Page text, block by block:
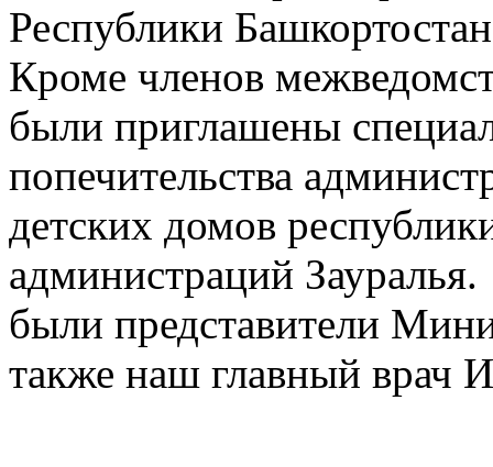
Республики
Кроме членов
были приглашены
попечительства
детских домов
администраций
были представители
также наш главный врач